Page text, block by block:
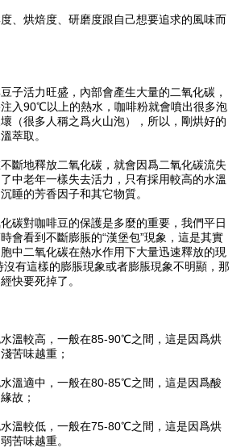
、烘焙度、研磨度跟自己想要追求的風味而
子活力旺盛，內部會產生大量的二氧化碳，
入90℃以上的熱水，咖啡粉就會噴出很多泡
（很多人稱之爲火山泡），所以，剛烘好的
萃取。
斷地釋放二氧化碳，就會因爲二氧化碳流失
中老年一樣失去活力，只有採用較高的水溫
睡的芳香因子和其它物質。
碳對咖啡豆的保護是多麼的重要，我們平日
會看到不斷膨脹的“漢堡包”現象，這是其實
中二氧化碳在熱水作用下大量迅速釋放的現
沒有這樣的膨脹現象或者膨脹現象不明顯，那
快要死掉了。
溫較高，一般在85-90℃之間，這是因爲烘
苦味越重；
溫適中，一般在80-85℃之間，這是因爲酸
故；
溫較低，一般在75-80℃之間，這是因爲烘
苦味越重。